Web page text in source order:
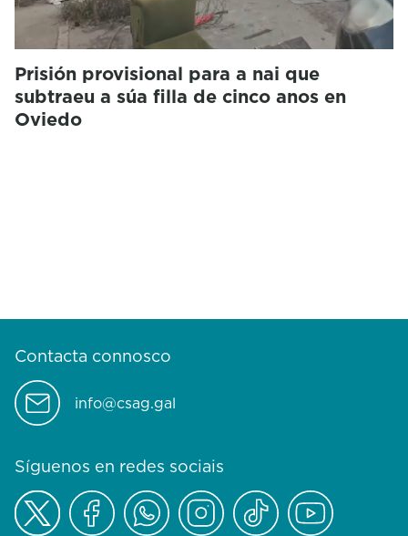
Prisión provisional para a nai que
subtraeu a súa filla de cinco anos en
Oviedo
Contacta connosco
info@csag.gal
Síguenos en redes sociais